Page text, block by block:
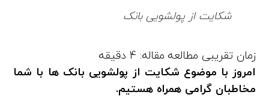
شکایت از پولشویی بانک
امروز با موضوع شکایت از پولشویی بانک ‌ها با شما
مخاطبان گرامی همراه هستیم.